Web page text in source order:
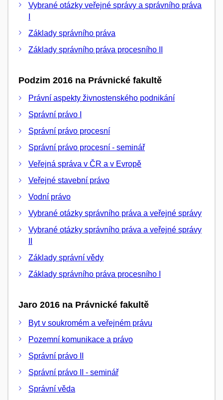
Vybrané otázky veřejné správy a správního práva
Základy správního práva
Základy správního práva procesního II
Podzim 2016 na Právnické fakultě
Právní aspekty živnostenského podnikání
Správní právo I
Správní právo procesní
Správní právo procesní - seminář
Veřejná správa v ČR a v Evropě
Veřejné stavební právo
Vodní právo
Vybrané otázky správního práva a veřejné správy
Vybrané otázky správního práva a veřejné správy
Základy správní vědy
Základy správního práva procesního I
Jaro 2016 na Právnické fakultě
Byt v soukromém a veřejném právu
Pozemní komunikace a právo
Správní právo II
Správní právo II - seminář
Správní věda